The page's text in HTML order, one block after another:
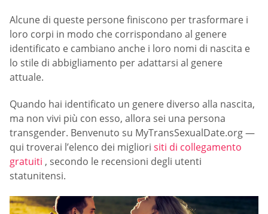
Alcune di queste persone finiscono per trasformare i
loro corpi in modo che corrispondano al genere
identificato e cambiano anche i loro nomi di nascita e
lo stile di abbigliamento per adattarsi al genere
attuale.
Quando hai identificato un genere diverso alla nascita,
ma non vivi più con esso, allora sei una persona
transgender. Benvenuto su MyTransSexualDate.org —
qui troverai l’elenco dei migliori siti di collegamento
gratuiti , secondo le recensioni degli utenti
statunitensi.